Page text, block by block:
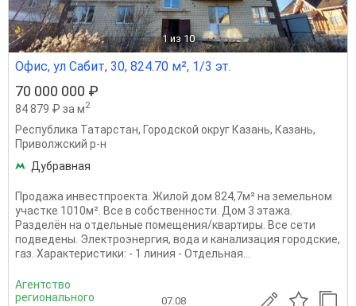
1 из 10
Офис, ул Сабит, 30, 824.70 м², 1/3 эт.
70 000 000 ₽
84 879 ₽ за м2
Республика Татарстан, Городской округ Казань, Казань,
Приволжский р-н
Дубравная
Продажа инвестпроекта. Жилой дом 824,7м² на земельном
участке 1010м². Все в собственности. Дом 3 этажа.
Разделён на отдельные помещения/квартиры. Все сети
подведены. Электроэнергия, вода и канализация городские,
газ. Характеристики: - 1 линия - Отдельная...
Агентство
регионального
07.08